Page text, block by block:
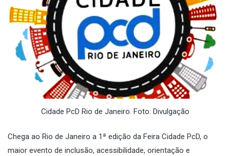
Cidade PcD Rio de Janeiro. Foto: Divulgação
Chega ao Rio de Janeiro a 1ª edição da Feira Cidade PcD, o
maior evento de inclusão, acessibilidade, orientação e